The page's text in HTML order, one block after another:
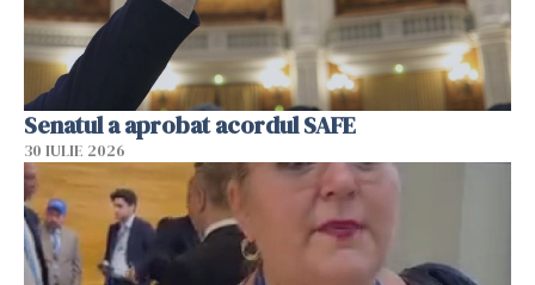
Senatul a aprobat acordul SAFE
30 IULIE 2026